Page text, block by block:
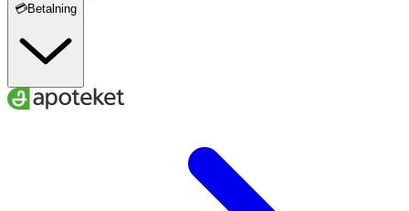
💳Betalning